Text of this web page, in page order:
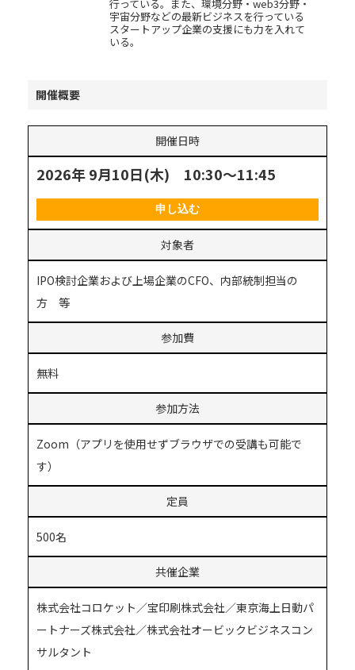
行っている。また、環境分野・web3分野・
宇宙分野などの最新ビジネスを行っている
スタートアップ企業の支援にも力を入れて
いる。
開催概要
開催日時
2026年 9月10日(木) 10:30～11:45
申し込む
対象者
IPO検討企業および上場企業のCFO、内部統制担当の
方 等
参加費
無料
参加方法
Zoom（アプリを使用せずブラウザでの受講も可能で
す）
定員
500名
共催企業
株式会社コロケット／宝印刷株式会社／東京海上日動パ
ートナーズ株式会社／株式会社オービックビジネスコン
サルタント